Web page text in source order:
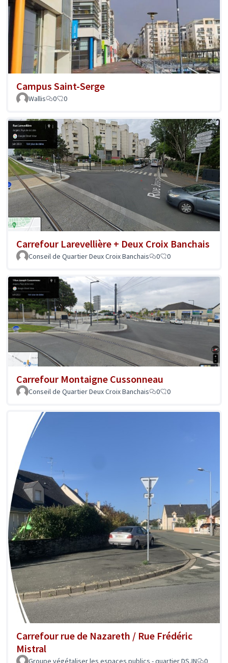
Campus Saint-Serge
Wallis 0 0
Carrefour Larevellière + Deux Croix Banchais
Conseil de Quartier Deux Croix Banchais 0 0
Carrefour Montaigne Cussonneau
Conseil de Quartier Deux Croix Banchais 0 0
Carrefour rue de Nazareth / Rue Frédéric
Mistral
Groupe végétaliser les espaces publics - quartier DSJN 0